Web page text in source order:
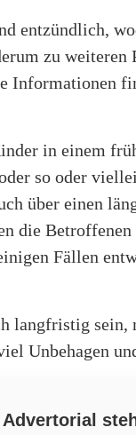
entzündlich,
zu weiteren
Informationen
in einem
so oder
über einen
die
Fällen
langfristig
Unbehagen